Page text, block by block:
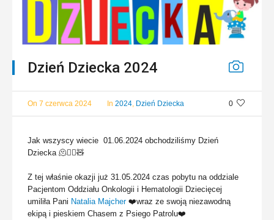
Dzień Dziecka 2024
0
On 7 czerwca 2024 In 2024 Dzień Dziecka
Jak wszyscy wiecie 01.06.2024 obchodziliśmy Dzień
Dziecka 🫠🤸‍♀️🧸
Z tej właśnie okazji już 31.05.2024 czas pobytu na oddziale
Pacjentom Oddziału Onkologii i Hematologii Dziecięcej
umiliła Pani Natalia Majcher❤️wraz ze swoją niezawodną
ekipą i pieskiem Chasem z Psiego Patrolu❤️